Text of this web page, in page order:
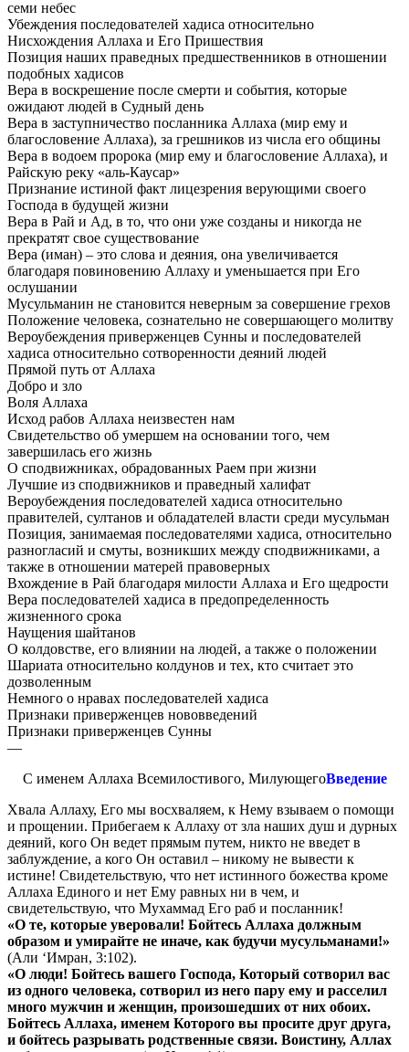
семи небес
Убеждения последователей хадиса относительно
Нисхождения Аллаха и Его Пришествия
Позиция наших праведных предшественников в отношении
подобных хадисов
Вера в воскрешение после смерти и события, которые
ожидают людей в Судный день
Вера в заступничество посланника Аллаха (мир ему и
благословение Аллаха), за грешников из числа его общины
Вера в водоем пророка (мир ему и благословение Аллаха), и
Райскую реку «аль-Каусар»
Признание истиной факт лицезрения верующими своего
Господа в будущей жизни
Вера в Рай и Ад, в то, что они уже созданы и никогда не
прекратят свое существование
Вера (иман) – это слова и деяния, она увеличивается
благодаря повиновению Аллаху и уменьшается при Его
ослушании
Мусульманин не становится неверным за совершение грехов
Положение человека, сознательно не совершающего молитву
Вероубеждения приверженцев Сунны и последователей
хадиса относительно сотворенности деяний людей
Прямой путь от Аллаха
Добро и зло
Воля Аллаха
Исход рабов Аллаха неизвестен нам
Свидетельство об умершем на основании того, чем
завершилась его жизнь
О сподвижниках, обрадованных Раем при жизни
Лучшие из сподвижников и праведный халифат
Вероубеждения последователей хадиса относительно
правителей, султанов и обладателей власти среди мусульман
Позиция, занимаемая последователями хадиса, относительно
разногласий и смуты, возникших между сподвижниками, а
также в отношении матерей правоверных
Вхождение в Рай благодаря милости Аллаха и Его щедрости
Вера последователей хадиса в предопределенность
жизненного срока
Наущения шайтанов
О колдовстве, его влиянии на людей, а также о положении
Шариата относительно колдунов и тех, кто считает это
дозволенным
Немного о нравах последователей хадиса
Признаки приверженцев нововведений
Признаки приверженцев Сунны
—
С именем Аллаха Всемилостивого, МилующегоВведение
Хвала Аллаху, Его мы восхваляем, к Нему взываем о помощи
и прощении. Прибегаем к Аллаху от зла наших душ и дурных
деяний, кого Он ведет прямым путем, никто не введет в
заблуждение, а кого Он оставил – никому не вывести к
истине! Свидетельствую, что нет истинного божества кроме
Аллаха Единого и нет Ему равных ни в чем, и
свидетельствую, что Мухаммад Его раб и посланник!
«О те, которые уверовали! Бойтесь Аллаха должным
образом и умирайте не иначе, как будучи мусульманами!»
(Али ‘Имран, 3:102).
«О люди! Бойтесь вашего Господа, Который сотворил вас
из одного человека, сотворил из него пару ему и расселил
много мужчин и женщин, произошедших от них обоих.
Бойтесь Аллаха, именем Которого вы просите друг друга,
и бойтесь разрывать родственные связи. Воистину, Аллах